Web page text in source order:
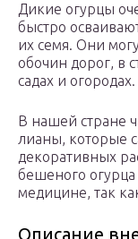
Дикие огурцы
быстро
их семя. Они
обочин дорог, в
садах и огородах.
В нашей стране
лианы, которые
декоративных
бешеного
медицине, так
Описание